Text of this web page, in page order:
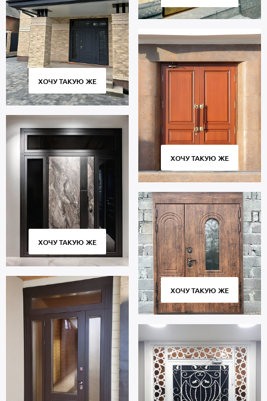
ХОЧУ ТАКУЮ ЖЕ
ХОЧУ ТАКУЮ ЖЕ
ХОЧУ ТАКУЮ ЖЕ
ХОЧУ ТАКУЮ ЖЕ